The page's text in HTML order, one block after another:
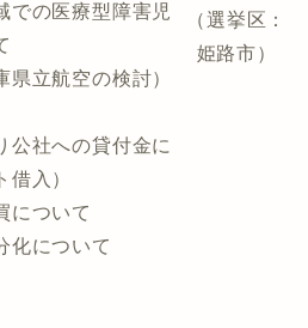
の医療型障害児
立航空の検討）
社への貸付金に
入）
について
化について
（選挙区：
姫路市）